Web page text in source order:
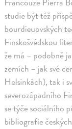
studie být též
bourdieuovských
Finskošvédskou
že má – podobně
zemích – jak své
Helsinkách), tak i
severozápadního
se týče sociálního
bibliografie